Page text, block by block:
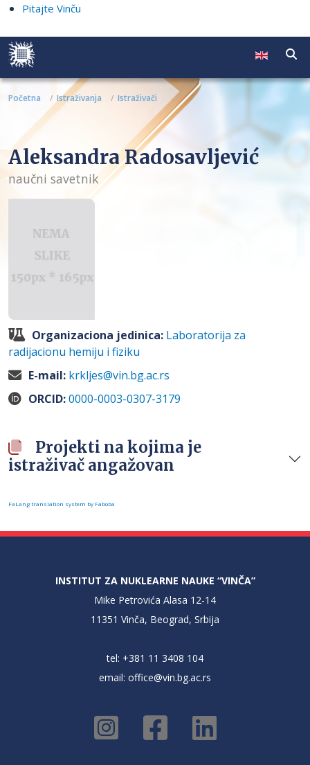
Pitajte Vinču
Početna Istraživanja Istraživači
Aleksandra Radosavljević
naučni savetnik
Organizaciona jedinica: Laboratorija za
radijacionu hemiju i fiziku
E-mail: krkljes@vin.bg.ac.rs
ORCID:0000-0003-0307-3179
Projekti na kojima je
istraživač angažovan
FaLang translation system by Faboba
INSTITUT ZA NUKLEARNE NAUKE “VINČA”
Mike Petrovića Alasa 12-14
11351 Vinča, Beograd, Srbija
tel: +381 11 3408 104
email: office@vin.bg.ac.rs